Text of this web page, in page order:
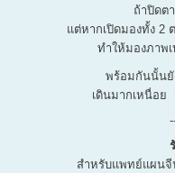
ถ้าปิดต
แต่หากเปิดมองทั้ง 2
ทำให้มองภา
พร้อมกันนั้นยั
เดินมากเหนื่อ
สำหรับแพทย์แผนจี